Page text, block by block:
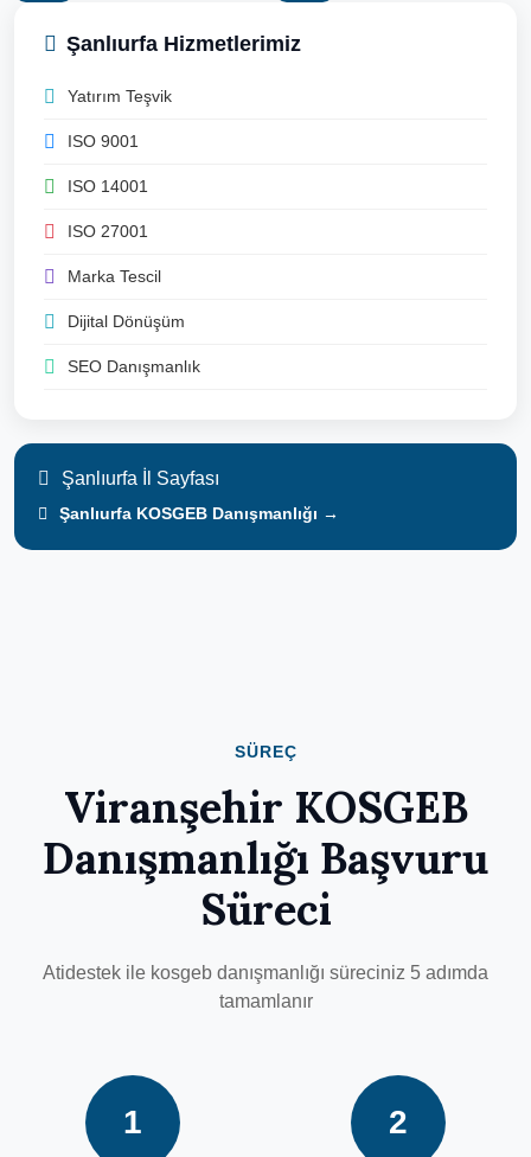
Şanlıurfa Hizmetlerimiz
Yatırım Teşvik
ISO 9001
ISO 14001
ISO 27001
Marka Tescil
Dijital Dönüşüm
SEO Danışmanlık
Şanlıurfa İl Sayfası
Şanlıurfa KOSGEB Danışmanlığı →
SÜREÇ
Viranşehir KOSGEB
Danışmanlığı Başvuru
Süreci
Atidestek ile kosgeb danışmanlığı süreciniz 5 adımda
tamamlanır
1 2